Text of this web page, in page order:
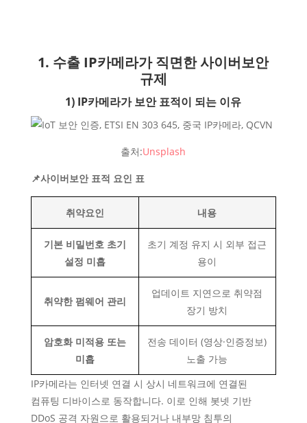
1. 수출 IP카메라가 직면한 사이버보안
규제
1) IP카메라가 보안 표적이 되는 이유
출처:Unsplash
📌사이버보안 표적 요인 표
취약요인 내용
기본 비밀번호 초기
설정 미흡
초기 계정 유지 시 외부 접근
용이
취약한 펌웨어 관리
업데이트 지연으로 취약점
장기 방치
암호화 미적용 또는
미흡
전송 데이터 (영상·인증정보)
노출 가능
IP카메라는 인터넷 연결 시 상시 네트워크에 연결된
컴퓨팅 디바이스로 동작합니다. 이로 인해 봇넷 기반
DDoS 공격 자원으로 활용되거나 내부망 침투의